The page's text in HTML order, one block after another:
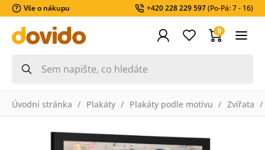
Vše o nákupu +420 228 229 597(Po-Pá: 7 - 16)
0
Úvodní stránka Plakáty Plakáty podle motivu Zvířata